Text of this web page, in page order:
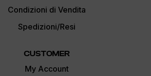
Condizioni di Vendita
Spedizioni/Resi
CUSTOMER
My Account